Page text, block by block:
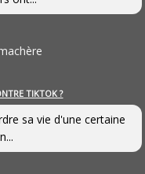
TIKTOK ?
sa vie d'une certaine